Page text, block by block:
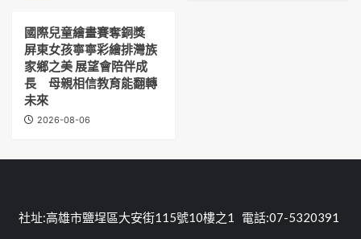
國際兒童繪畫賽奪銅獎
屏東女孩寧寧彩繪排灣族
家鄉之美 展望會陪伴成
長 母親相信教育能翻轉
未來
2026-08-06
社址:高雄市鹽埕區大安街115號10樓之1 電話:07-5320391